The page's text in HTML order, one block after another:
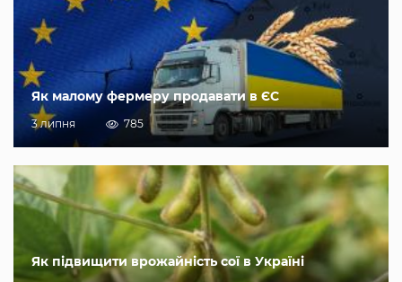
Як малому фермеру продавати в ЄС
3 липня 785
Як підвищити врожайність сої в Україні